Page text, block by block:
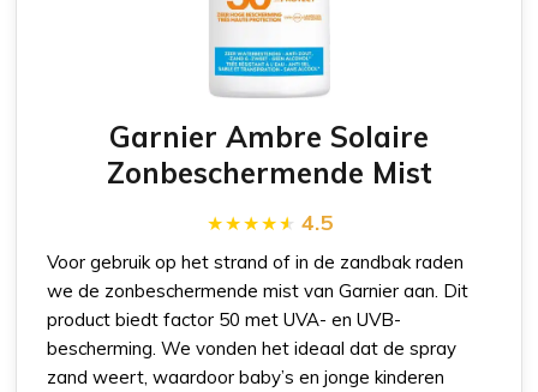
Garnier Ambre Solaire
Zonbeschermende Mist
4.5
Voor gebruik op het strand of in de zandbak raden
we de zonbeschermende mist van Garnier aan. Dit
product biedt factor 50 met UVA- en UVB-
bescherming. We vonden het ideaal dat de spray
zand weert, waardoor baby’s en jonge kinderen